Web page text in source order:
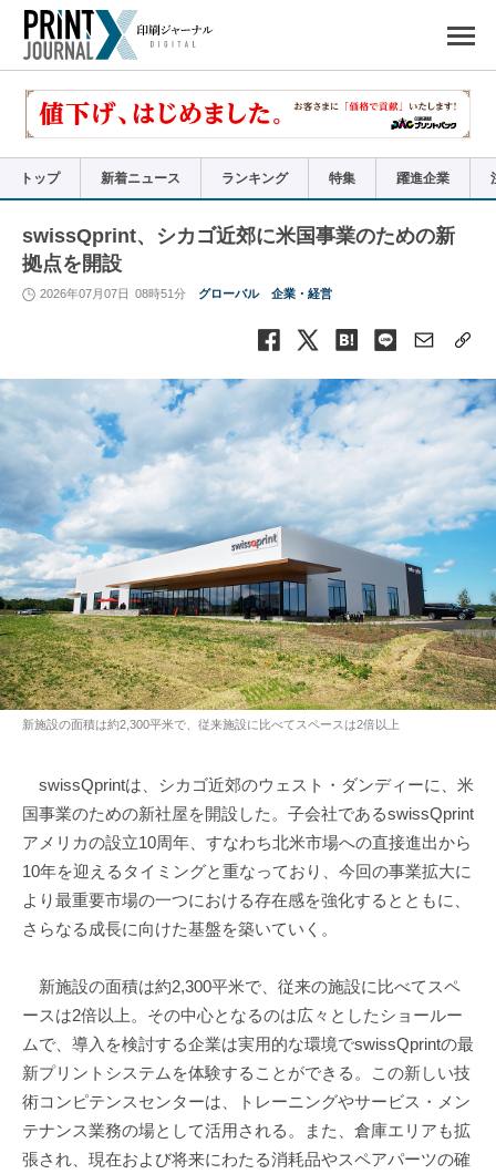
で
リ
トップ 新着ニュース ランキング 特集 躍進企業
swissQprint、シカゴ近郊に⽶国事業のための新
拠点を開設
2026年07月07日 08時51分 グローバル 企業・経営
新施設の⾯積は約2,300平米で、従来施設に⽐べてスペースは2倍以上
swissQprintは、シカゴ近郊のウェスト・ダンディーに、⽶
国事業のための新社屋を開設した。⼦会社であるswissQprint
アメリカの設⽴10周年、すなわち北⽶市場への直接進出から
10年を迎えるタイミングと重なっており、今回の事業拡⼤に
より最重要市場の⼀つにおける存在感を強化するとともに、
さらなる成⻑に向けた基盤を築いていく。
新施設の⾯積は約2,300平米で、従来の施設に⽐べてスペ
ースは2倍以上。その中⼼となるのは広々としたショールー
ムで、導⼊を検討する企業は実⽤的な環境でswissQprintの最
新プリントシステムを体験することができる。この新しい技
術コンピテンスセンターは、トレーニングやサービス・メン
テナンス業務の場として活⽤される。また、倉庫エリアも拡
張され、現在および将来にわたる消耗品やスペアパーツの確